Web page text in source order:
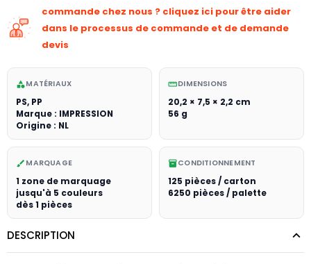
commande chez nous ? cliquez ici pour être aider
dans le processus de commande et de demande
devis
categoryMATÉRIAUX
PS, PP
Marque : IMPRESSION
Origine : NL
straightenDIMENSIONS
20,2 × 7,5 × 2,2 cm
56 g
brush MARQUAGE
1 zone de marquage
jusqu'à 5 couleurs
dès 1 pièces
inventory_2CONDITIONNEMENT
125 pièces / carton
6250 pièces / palette
DESCRIPTION